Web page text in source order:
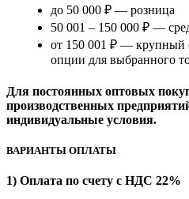
до 50 000 ₽ — розница
50 001 – 150 000 ₽ —
от 150 001 ₽ — крупный
опции для выбранного
Для постоянных оптовых
производственных
индивидуальные условия.
ВАРИАНТЫ ОПЛАТЫ
1) Оплата по счету с НДС 22%